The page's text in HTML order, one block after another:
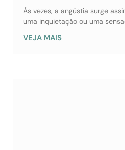
Às vezes, a angústia surge
uma inquietação ou uma
VEJA MAIS